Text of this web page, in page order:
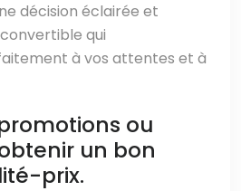
décision éclairée et
qui
à vos attentes et à
ou
un bon
prix.